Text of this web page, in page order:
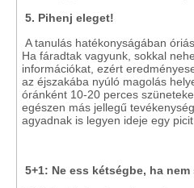
5. Pihenj eleget!
A tanulás hatékonyságában
Ha fáradtak vagyunk, sokkal
információkat, ezért
az éjszakába nyúló magolás
óránként 10-20 perces
egészen más jellegű
agyadnak is legyen ideje egy
5+1: Ne ess kétségbe, ha